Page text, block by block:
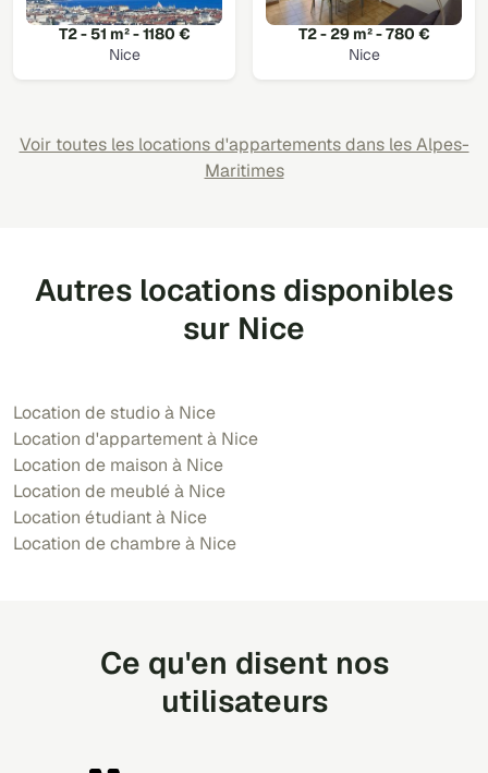
T2 - 51 m² - 1180 €
Nice
T2 - 29 m² - 780 €
Nice
Voir toutes les locations d'appartements dans les Alpes-
Maritimes
Autres locations disponibles
sur Nice
Location de studio à Nice
Location d'appartement à Nice
Location de maison à Nice
Location de meublé à Nice
Location étudiant à Nice
Location de chambre à Nice
Ce qu'en disent nos
utilisateurs